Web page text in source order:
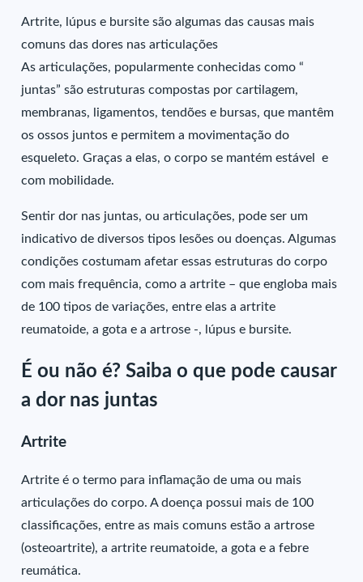
Artrite, lúpus e bursite são algumas das causas mais
comuns das dores nas articulações
As articulações, popularmente conhecidas como “
juntas” são estruturas compostas por cartilagem,
membranas, ligamentos, tendões e bursas, que mantêm
os ossos juntos e permitem a movimentação do
esqueleto. Graças a elas, o corpo se mantém estável e
com mobilidade.
Sentir dor nas juntas, ou articulações, pode ser um
indicativo de diversos tipos lesões ou doenças. Algumas
condições costumam afetar essas estruturas do corpo
com mais frequência, como a artrite – que engloba mais
de 100 tipos de variações, entre elas a artrite
reumatoide, a gota e a artrose -, lúpus e bursite.
É ou não é? Saiba o que pode causar
a dor nas juntas
Artrite
Artrite é o termo para inflamação de uma ou mais
articulações do corpo.A doença possui mais de 100
classificações, entre as mais comuns estão a artrose
(osteoartrite), a artrite reumatoide, a gota e a febre
reumática.